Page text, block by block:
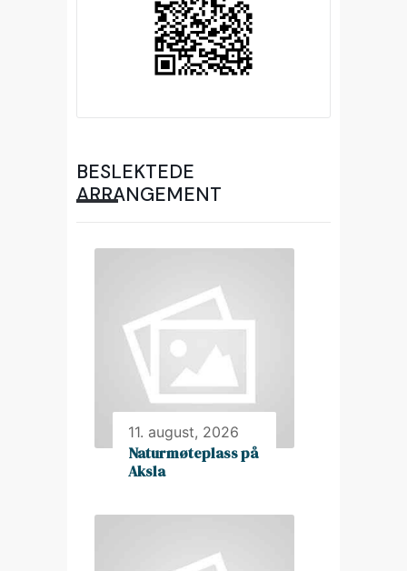
BESLEKTEDE
ARRANGEMENT
11. august, 2026
Naturmøteplass på
Aksla